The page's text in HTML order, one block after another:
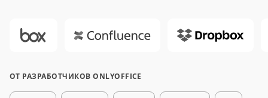
ОТ РАЗРАБОТЧИКОВ ONLYOFFICE